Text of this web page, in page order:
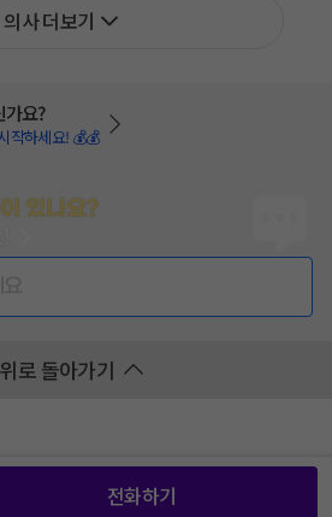
의사 더보기
가요?
작하세요! 💰💰
있나요?
로 돌아가기
전화하기